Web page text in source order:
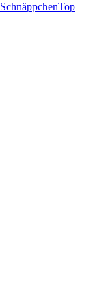
SchnäppchenTop